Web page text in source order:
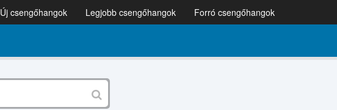
Új csengőhangok Legjobb csengőhangok Forró csengőhangok